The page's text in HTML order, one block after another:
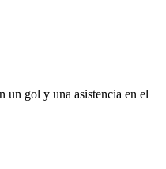
un gol y una asistencia en el